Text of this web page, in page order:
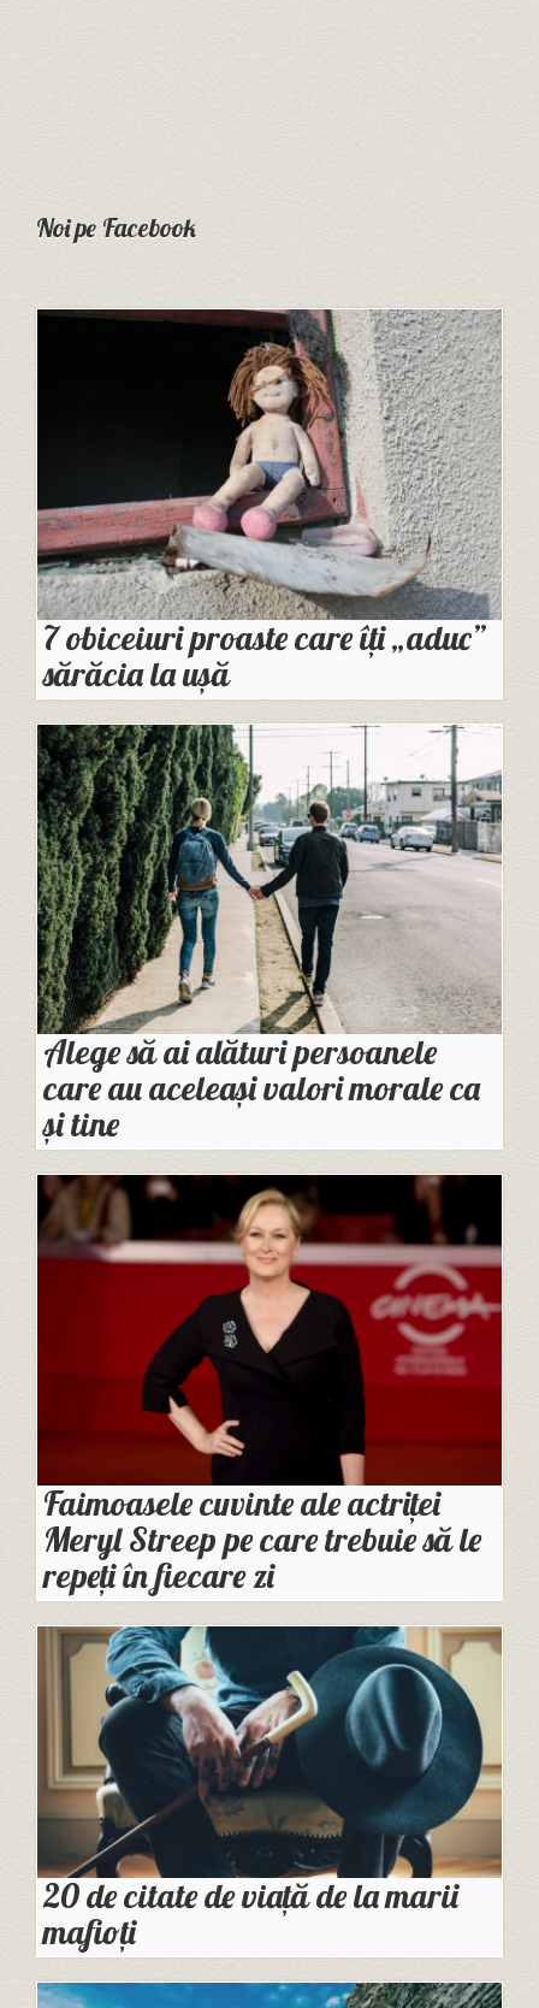
Noi pe Facebook
7 obiceiuri proaste care îți „aduc”
sărăcia la ușă
Alege să ai alături persoanele
care au aceleași valori morale ca
și tine
Faimoasele cuvinte ale actriței
Meryl Streep pe care trebuie să le
repeți în fiecare zi
20 de citate de viață de la marii
mafioți